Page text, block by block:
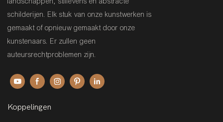
schilderijen. Elk stuk van onze kunstwerken is
gemaakt of opnieuw gemaakt door onze
kunstenaars. Er zullen geen
auteursrechtproblemen zijn.
Koppelingen